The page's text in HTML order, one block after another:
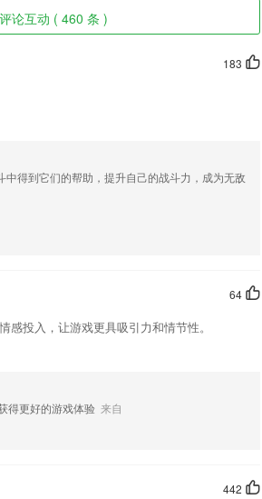
体验了；
备量。
；
，学习雅思不再枯燥！
论互动 ( 460 条 )
183
得到它们的帮助，提升自己的战斗力，成为无敌
64
投入，让游戏更具吸引力和情节性。
得更好的游戏体验 来自
442